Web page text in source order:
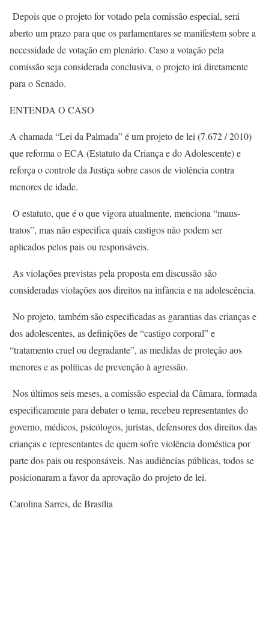
Depois que o projeto for votado pela comissão especial, será
aberto um prazo para que os parlamentares se manifestem sobre a
necessidade de votação em plenário. Caso a votação pela
comissão seja considerada conclusiva, o projeto irá diretamente
para o Senado.
ENTENDA O CASO
A chamada “Lei da Palmada” é um projeto de lei (7.672 / 2010)
que reforma o ECA (Estatuto da Criança e do Adolescente) e
reforça o controle da Justiça sobre casos de violência contra
menores de idade.
O estatuto, que é o que vigora atualmente, menciona “maus-
tratos”, mas não especifica quais castigos não podem ser
aplicados pelos pais ou responsáveis.
As violações previstas pela proposta em discussão são
consideradas violações aos direitos na infância e na adolescência.
No projeto, também são especificadas as garantias das crianças e
dos adolescentes, as definições de “castigo corporal” e
“tratamento cruel ou degradante”, as medidas de proteção aos
menores e as políticas de prevenção à agressão.
Nos últimos seis meses, a comissão especial da Câmara, formada
especificamente para debater o tema, recebeu representantes do
governo, médicos, psicólogos, juristas, defensores dos direitos das
crianças e representantes de quem sofre violência doméstica por
parte dos pais ou responsáveis. Nas audiências públicas, todos se
posicionaram a favor da aprovação do projeto de lei.
Carolina Sarres, de Brasília